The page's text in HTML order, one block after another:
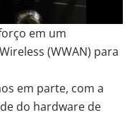
em um
(WWAN) para
em parte, com a
do hardware de